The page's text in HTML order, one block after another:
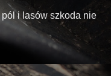
i lasów szkoda nie